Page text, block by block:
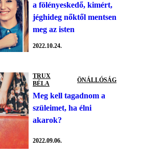
a fölényeskedő, kimért,
jéghideg nőktől mentsen
meg az isten
2022.10.24.
TRUX
BÉLA
ÖNÁLLÓSÁG
Meg kell tagadnom a
szüleimet, ha élni
akarok?
2022.09.06.